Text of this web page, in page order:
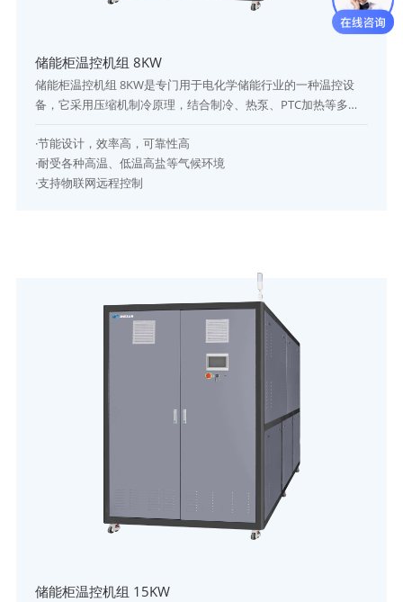
储能柜温控机组 8KW
储能柜温控机组 8KW是专门用于电化学储能行业的一种温控设
备，它采用压缩机制冷原理，结合制冷、热泵、PTC加热等多种
为了适应严苛的使用环境，严格按照IP54环境耐受性要求设计，
采用多项高寿命设计方法和严格的工艺控制流程，能满足长期在
高温高湿盐雾沙尘环境下正常使用。
·节能设计，效率高，可靠性高
·耐受各种高温、低温高盐等气候环境
·支持物联网远程控制
储能柜温控机组 15KW